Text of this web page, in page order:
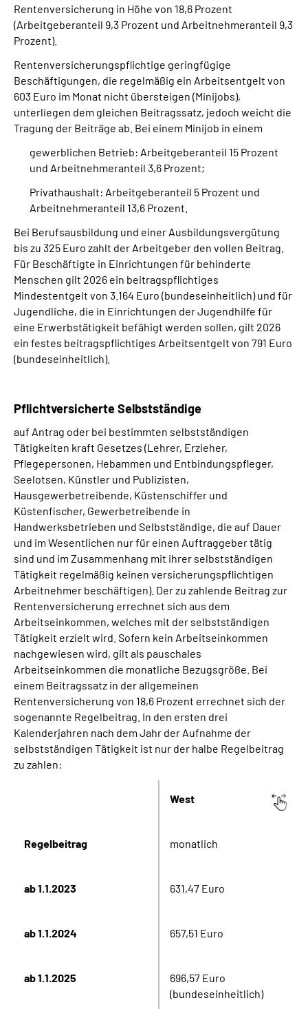
Rentenversicherung in Höhe von 18,6 Prozent
(Arbeitgeberanteil 9,3 Prozent und Arbeitnehmeranteil 9,3
Prozent).
Rentenversicherungspflichtige geringfügige
Beschäftigungen, die regelmäßig ein Arbeitsentgelt von
603 Euro im Monat nicht übersteigen (Minijobs),
unterliegen dem gleichen Beitragssatz, jedoch weicht die
Tragung der Beiträge ab. Bei einem Minijob in einem
gewerblichen Betrieb: Arbeitgeberanteil 15 Prozent
und Arbeitnehmeranteil 3,6 Prozent;
Privathaushalt: Arbeitgeberanteil 5 Prozent und
Arbeitnehmeranteil 13,6 Prozent.
Bei Berufsausbildung und einer Ausbildungsvergütung
bis zu 325 Euro zahlt der Arbeitgeber den vollen Beitrag.
Für Beschäftigte in Einrichtungen für behinderte
Menschen gilt 2026 ein beitragspflichtiges
Mindestentgelt von 3.164 Euro (bundeseinheitlich) und für
Jugendliche, die in Einrichtungen der Jugendhilfe für
eine Erwerbstätigkeit befähigt werden sollen, gilt 2026
ein festes beitragspflichtiges Arbeitsentgelt von 791 Euro
(bundeseinheitlich).
Pflichtversicherte Selbstständige
auf Antrag oder bei bestimmten selbstständigen
Tätigkeiten kraft Gesetzes (Lehrer, Erzieher,
Pflegepersonen, Hebammen und Entbindungspfleger,
Seelotsen, Künstler und Publizisten,
Hausgewerbetreibende, Küstenschiffer und
Küstenfischer, Gewerbetreibende in
Handwerksbetrieben und Selbstständige, die auf Dauer
und im Wesentlichen nur für einen Auftraggeber tätig
sind und im Zusammenhang mit ihrer selbstständigen
Tätigkeit regelmäßig keinen versicherungspflichtigen
Arbeitnehmer beschäftigen). Der zu zahlende Beitrag zur
Rentenversicherung errechnet sich aus dem
Arbeitseinkommen, welches mit der selbstständigen
Tätigkeit erzielt wird. Sofern kein Arbeitseinkommen
nachgewiesen wird, gilt als pauschales
Arbeitseinkommen die monatliche Bezugsgröße. Bei
einem Beitragssatz in der allgemeinen
Rentenversicherung von 18,6 Prozent errechnet sich der
sogenannte Regelbeitrag. In den ersten drei
Kalenderjahren nach dem Jahr der Aufnahme der
selbstständigen Tätigkeit ist nur der halbe Regelbeitrag
zu zahlen:
West
Regelbeitrag monatlich
ab 1.1.2023 631,47 Euro
ab 1.1.2024 657,51 Euro
ab 1.1.2025
696,57 Euro
(bundeseinheitlich)